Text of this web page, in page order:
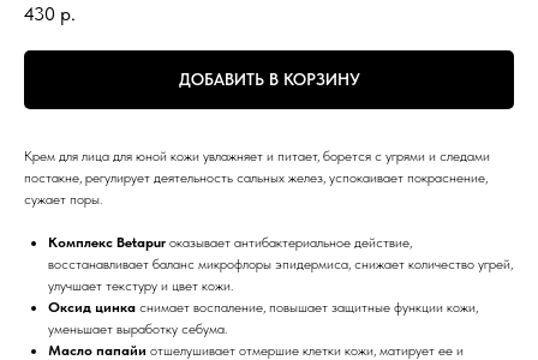
430 р.
ДОБАВИТЬ В КОРЗИНУ
Крем для лица для юной кожи увлажняет и питает, борется с угрями и следами
постакне, регулирует деятельность сальных желез, успокаивает покраснение,
сужает поры.
Комплекс Betapur оказывает антибактериальное действие,
восстанавливает баланс микрофлоры эпидермиса, снижает количество угрей,
улучшает текстуру и цвет кожи.
Оксид цинка снимает воспаление, повышает защитные функции кожи,
уменьшает выработку себума.
Масло папайи отшелушивает отмершие клетки кожи, матирует ее и